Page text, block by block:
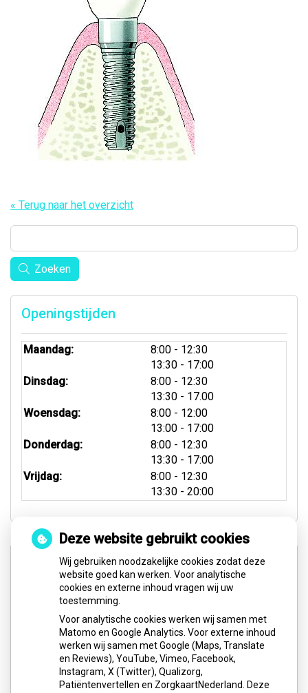
« Terug naar het overzicht
Zoeken
Openingstijden
Maandag: 8:00 tot
- 12:30
13:30 tot
- 17:00
Dinsdag:
8:00 tot
- 12:30
13:30 tot
- 17.00
Woensdag:
8:00 tot
- 12:00
13:00 tot
- 17:00
Donderdag:
8:00 tot
- 12:30
13:30 tot
- 17:00
Vrijdag:
8:00 tot
- 12:30
13:30 tot
- 20:00
Spoed- & Weekenddienst
Buiten onze reguliere openingstijden, op feestdagen
en in het weekend (zaterdag en zondag) kunt u voor
pijnklachten en/of spoedgevallen het volgende
nummer bellen:
0900-8602
Website:Tandarts Spoedpraktijk
Deze website gebruikt cookies
Wij gebruiken noodzakelijke cookies zodat deze
website goed kan werken. Voor analytische
cookies en externe inhoud vragen wij uw
toestemming.
Voor analytische cookies werken wij samen met
Matomo en Google Analytics. Voor externe inhoud
werken wij samen met Google (Maps, Translate
en Reviews), YouTube, Vimeo, Facebook,
Instagram, X (Twitter), Qualizorg,
Patiëntenvertellen en ZorgkaartNederland. Deze